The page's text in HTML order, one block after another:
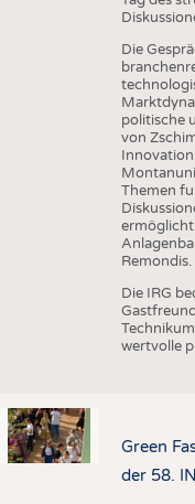
Die
politische
von
Themen
Remondis.
Die IRG
wertvolle
Green
der 58.